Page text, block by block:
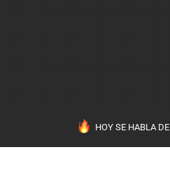
HOY SE HABLA DE